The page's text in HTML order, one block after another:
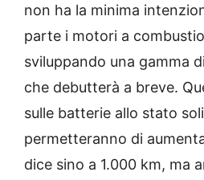
non ha la minima
parte i motori a
sviluppando una gamma
che debutterà a breve.
sulle batterie allo stato
permetteranno di
dice sino a 1.000 km, ma